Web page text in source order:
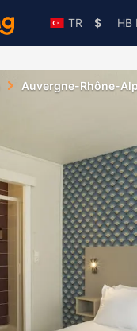
TR $ HB
Auvergne-Rhône-